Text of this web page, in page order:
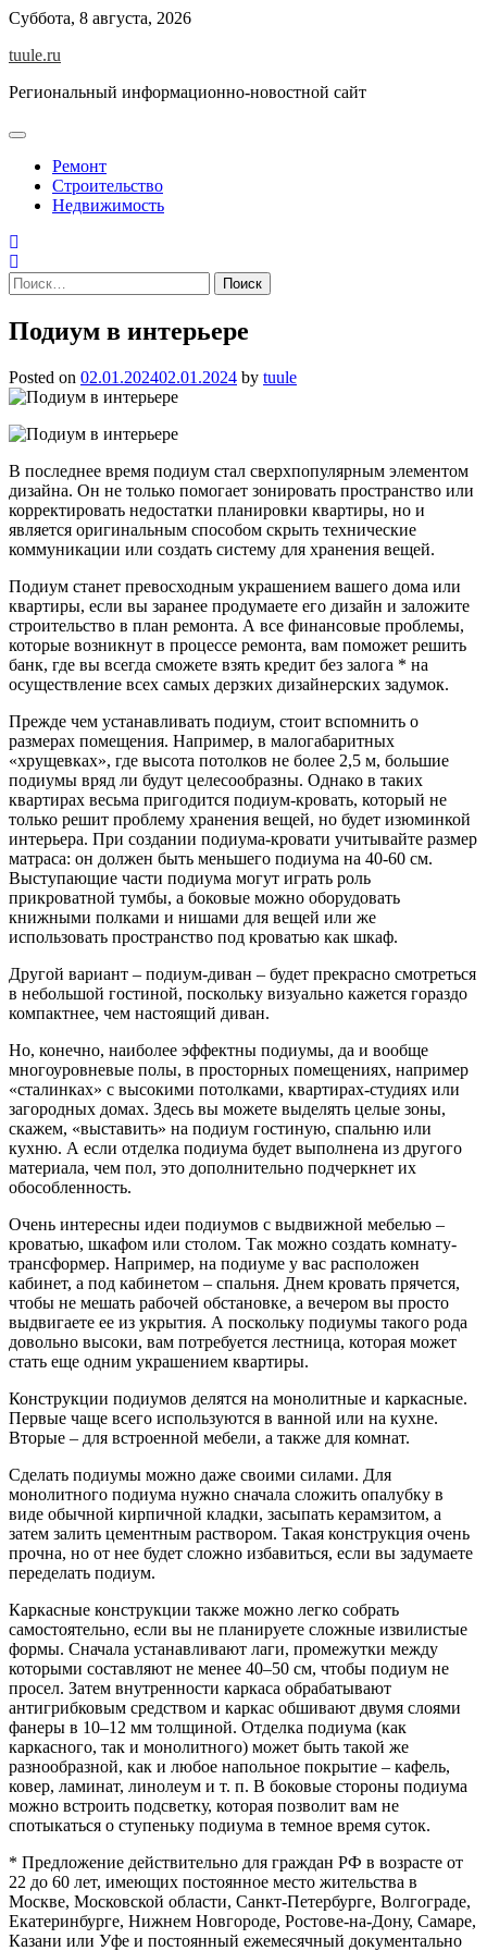
Skip
content
Суббота, 8 августа, 2026
tuule.ru
Региональный информационно-новостной сайт
Ремонт
Строительство
Недвижимость
Найти:
Подиум в интерьере
Posted on 02.01.202402.01.2024 by tuule
В последнее время подиум стал сверхпопулярным элементом
дизайна. Он не только помогает зонировать пространство или
корректировать недостатки планировки квартиры, но и
является оригинальным способом скрыть технические
коммуникации или создать систему для хранения вещей.
Подиум станет превосходным украшением вашего дома или
квартиры, если вы заранее продумаете его дизайн и заложите
строительство в план ремонта. А все финансовые проблемы,
которые возникнут в процессе ремонта, вам поможет решить
банк, где вы всегда сможете взять кредит без залога * на
осуществление всех самых дерзких дизайнерских задумок.
Прежде чем устанавливать подиум, стоит вспомнить о
размерах помещения. Например, в малогабаритных
«хрущевках», где высота потолков не более 2,5 м, большие
подиумы вряд ли будут целесообразны. Однако в таких
квартирах весьма пригодится подиум-кровать, который не
только решит проблему хранения вещей, но будет изюминкой
интерьера. При создании подиума-кровати учитывайте размер
матраса: он должен быть меньшего подиума на 40-60 см.
Выступающие части подиума могут играть роль
прикроватной тумбы, а боковые можно оборудовать
книжными полками и нишами для вещей или же
использовать пространство под кроватью как шкаф.
Другой вариант – подиум-диван – будет прекрасно смотреться
в небольшой гостиной, поскольку визуально кажется гораздо
компактнее, чем настоящий диван.
Но, конечно, наиболее эффектны подиумы, да и вообще
многоуровневые полы, в просторных помещениях, например
«сталинках» с высокими потолками, квартирах-студиях или
загородных домах. Здесь вы можете выделять целые зоны,
скажем, «выставить» на подиум гостиную, спальню или
кухню. А если отделка подиума будет выполнена из другого
материала, чем пол, это дополнительно подчеркнет их
обособленность.
Очень интересны идеи подиумов с выдвижной мебелью –
кроватью, шкафом или столом. Так можно создать комнату-
трансформер. Например, на подиуме у вас расположен
кабинет, а под кабинетом – спальня. Днем кровать прячется,
чтобы не мешать рабочей обстановке, а вечером вы просто
выдвигаете ее из укрытия. А поскольку подиумы такого рода
довольно высоки, вам потребуется лестница, которая может
стать еще одним украшением квартиры.
Конструкции подиумов делятся на монолитные и каркасные.
Первые чаще всего используются в ванной или на кухне.
Вторые – для встроенной мебели, а также для комнат.
Сделать подиумы можно даже своими силами. Для
монолитного подиума нужно сначала сложить опалубку в
виде обычной кирпичной кладки, засыпать керамзитом, а
затем залить цементным раствором. Такая конструкция очень
прочна, но от нее будет сложно избавиться, если вы задумаете
переделать подиум.
Каркасные конструкции также можно легко собрать
самостоятельно, если вы не планируете сложные извилистые
формы. Сначала устанавливают лаги, промежутки между
которыми составляют не менее 40–50 см, чтобы подиум не
просел. Затем внутренности каркаса обрабатывают
антигрибковым средством и каркас обшивают двумя слоями
фанеры в 10–12 мм толщиной. Отделка подиума (как
каркасного, так и монолитного) может быть такой же
разнообразной, как и любое напольное покрытие – кафель,
ковер, ламинат, линолеум и т. п. В боковые стороны подиума
можно встроить подсветку, которая позволит вам не
спотыкаться о ступеньку подиума в темное время суток.
* Предложение действительно для граждан РФ в возрасте от
22 до 60 лет, имеющих постоянное место жительства в
Москве, Московской области, Санкт-Петербурге, Волгограде,
Екатеринбурге, Нижнем Новгороде, Ростове-на-Дону, Самаре,
Казани или Уфе и постоянный ежемесячный документально